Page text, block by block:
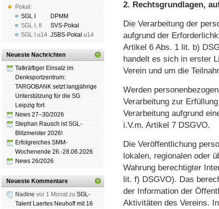
Pokal:
SGL I
SGL I ,
SGL I
u14
DPMM
SVS-Pokal
JSBS-Pokal u14
Neueste Nachrichten
Tatkräftiger Einsatz im
Denksportzentrum:
TARGOBANK setzt langjährige
Unterstützung für die SG
Leipzig fort
News 27–30/2026
Stephan Rausch ist SGL-
Blitzmeister 2026!
Erfolgreiches SMM-
Wochenende 26.-28.06.2026
News 26/2026
Neueste Kommentare
Nadine vor 1 Monat zu SGL-
Talent Laertes Neuhoff mit 16
2. Rechtsgrundlagen,
Die Verarbeitung der
aufgrund der
Artikel 6 Abs. 1 lit. b)
handelt es sich in erster
Verein und um die
Werden
Verarbeitung zur
Verarbeitung aufgrund
i.V.m. Artikel 7 DSGVO.
Die Veröffentlichung
lokalen, regionalen oder
Wahrung berechtigter
lit. f) DSGVO). Das
der Information der
Aktivitäten des Vereins.